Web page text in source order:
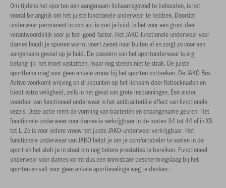
Om tijdens het sporten een aangenaam lichaamsgevoel te behouden, is het
vooral belangrijk om het juiste functionele underwear te hebben. Doordat
underwear permanent in contact is met je huid, is het voor een groot deel
verantwoordelijk voor je feel-good-factor. Het JAKO-functionele underwear voor
dames houdt je spieren warm, voert zweet naar buiten af en zorgt zo voor een
aangenaam gevoel op je huid. De pasvorm van het sportunderwear is erg
belangrijk: het moet vastzitten, maar nog steeds niet te strak. De juiste
sportbeha mag voor geen enkele vrouw bij het sporten ontbreken. De JAKO Bra
Active voorkomt wrijving en drukpunten op het lichaam door flatlocknaden en
biedt extra veiligheid, zelfs in het geval van grote inspanningen. Een ander
voordeel van functioneel underwear is het antibacteriële effect van functionele
vezels. Deze actie remt de vorming van bacteriën en onaangename geuren. Het
functionele underwear voor dames is verkrijgbaar in de maten 34 tot 44 of in XS
tot L. Zo is voor iedere vrouw het juiste JAKO-underwear verkrijgbaar. Het
functionele underwear van JAKO helpt je om je comfortabeler te voelen in de
sport en het stelt je in staat om nog betere prestaties te bereiken. Functioneel
underwear voor dames vormt dus een onmisbare beschermingslaag bij het
sporten en valt voor geen enkele sportievelinge weg te denken.